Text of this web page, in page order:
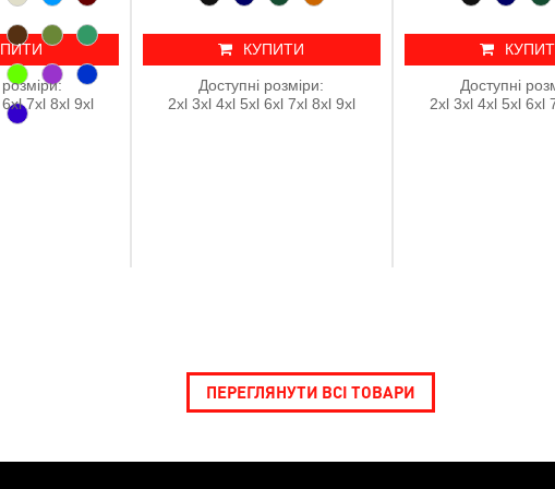
розміри:
7xl 8xl 9xl
КУПИТИ
Доступні розміри:
2xl 3xl 4xl 5xl 6xl 7xl 8xl 9xl
Доступні
2xl 3xl 4xl 5xl 6xl
ПЕРЕГЛЯНУТИ ВСІ ТОВАРИ